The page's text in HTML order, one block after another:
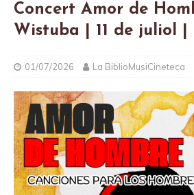
Concert Amor de
Wistuba | 11 de juliol |
01/07/2026 La BiblioMusiCineteca